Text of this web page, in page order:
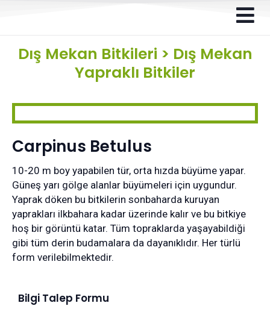
Dış Mekan Bitkileri > Dış Mekan
Yapraklı Bitkiler
Carpinus Betulus
10-20 m boy yapabilen tür, orta hızda büyüme yapar.
Güneş yarı gölge alanlar büyümeleri için uygundur.
Yaprak döken bu bitkilerin sonbaharda kuruyan
yaprakları ilkbahara kadar üzerinde kalır ve bu bitkiye
hoş bir görüntü katar. Tüm topraklarda yaşayabildiği
gibi tüm derin budamalara da dayanıklıdır. Her türlü
form verilebilmektedir.
Bilgi Talep Formu